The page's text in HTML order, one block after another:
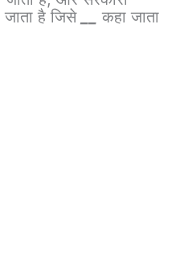
जाता है जिसे
कहा जाता